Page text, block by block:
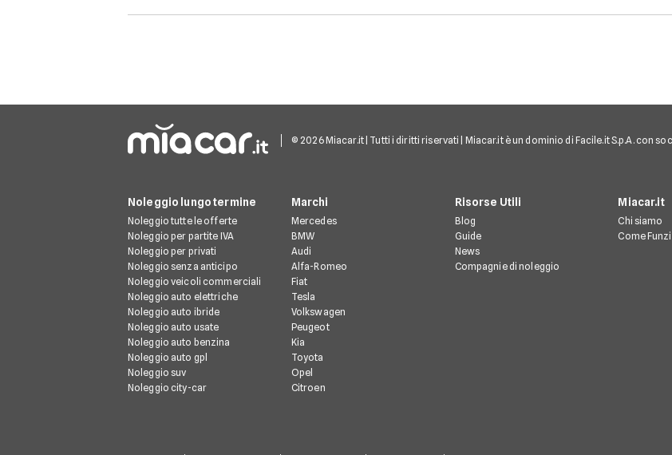
© 2026 Miacar.it | Tutti i diritti riservati | Miacar.it è un dominio di Facile.it S.p.A. con
Noleggio lungo termine
Noleggio tutte le offerte
Noleggio per partite IVA
Noleggio per privati
Noleggio senza anticipo
Noleggio veicoli commerciali
Noleggio auto elettriche
Noleggio auto ibride
Noleggio auto usate
Noleggio auto benzina
Noleggio auto gpl
Noleggio suv
Noleggio city-car
Marchi
Mercedes
BMW
Audi
Alfa-Romeo
Fiat
Tesla
Volkswagen
Peugeot
Kia
Toyota
Opel
Citroen
Risorse Utili
Blog
Guide
News
Compagnie di noleggio
Miacar.it
Chi siamo
Come